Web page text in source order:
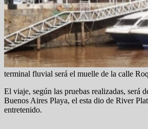
terminal fluvial será el muelle de la calle
El viaje, según las pruebas realizadas, será
Buenos Aires Playa, el esta dio de River
entretenido.